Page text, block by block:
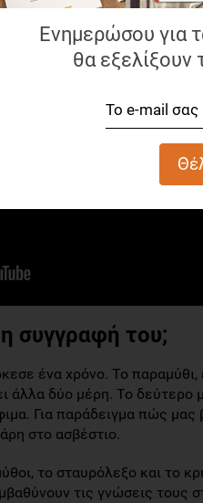
συγγραφή του;
ένα χρόνο. Το παραμύθι,
άλλα δύο μέρη. Το δεύτερο
Για παράδειγμα πώς
στο ασβέστιο.
το σταυρόλεξο και το
τις γνώσεις τους
Ενημερώσου για
θα εξελίξουν